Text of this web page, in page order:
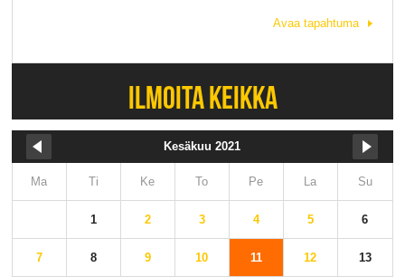
Avaa tapahtuma
ILMOITA KEIKKA
Kesäkuu 2021
Ma Ti Ke To Pe La Su
1 2 3 4 5 6
7 8 9 10 11 12 13